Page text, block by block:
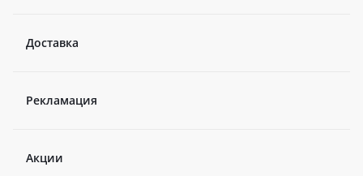
Доставка
Рекламация
Акции